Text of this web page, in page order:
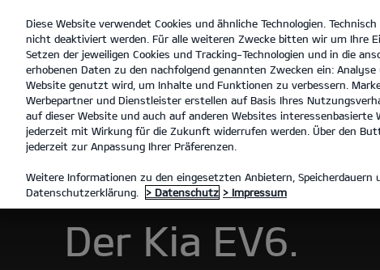
open
menu
Der EV6 Entdecken
MODELLE
Der Kia EV6.
Diese Website verwendet Cookies und ähnliche Technologien.
nicht deaktiviert werden. Für alle weiteren Zwecke bitten wir um Ihre
Setzen der jeweiligen Cookies und Tracking-Technologien und in die
erhobenen Daten zu den nachfolgend genannten Zwecken ein:
Website genutzt wird, um Inhalte und Funktionen zu verbessern.
Werbepartner und Dienstleister erstellen auf Basis Ihres
auf dieser Website und auch auf anderen Websites interessenbasierte
jederzeit mit Wirkung für die Zukunft widerrufen werden. Über den
jederzeit zur Anpassung Ihrer Präferenzen.
Weitere Informationen zu den eingesetzten Anbietern, Speicherdauern
Datenschutzerklärung.
> Datenschutz > Impressum